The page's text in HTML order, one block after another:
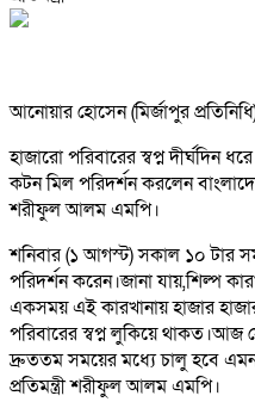
আনোয়ার হোসেন (মির্জাপুর
হাজারো পরিবারের স্বপ্ন দীর্ঘদিন
কটন মিল পরিদর্শন করলেন
শরীফুল আলম এমপি।
শনিবার (১ আগস্ট) সকাল ১০ টার
পরিদর্শন করেন।জানা যায়,শিল্প
একসময় এই কারখানায় হাজার
পরিবারের স্বপ্ন লুকিয়ে থাকত।আজ
দ্রুততম সময়ের মধ্যে চালু হবে এমন
প্রতিমন্ত্রী শরীফুল আলম এমপি।